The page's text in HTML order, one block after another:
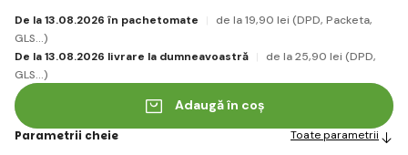
De la 13.08.2026 în pachetomate de la 19,90 lei (DPD, Packeta,
GLS...)
De la 13.08.2026 livrare la dumneavoastră
de la 25,90 lei (DPD,
GLS...)
Adaugă în coș
Parametrii cheie Toate parametrii